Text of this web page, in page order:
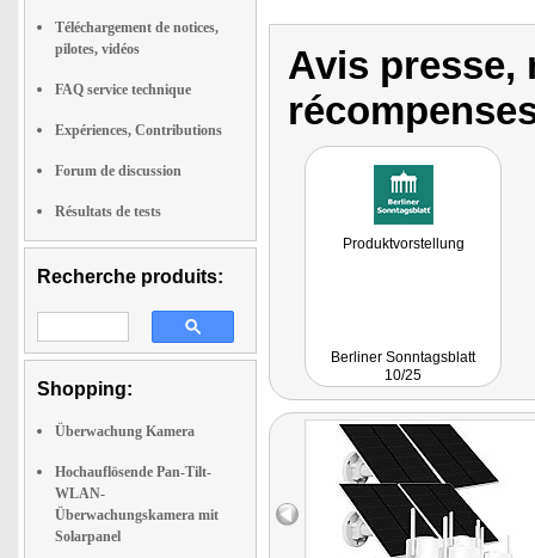
Téléchargement de notices,
pilotes, vidéos
FAQ service technique
Expériences, Contributions
Forum de discussion
Résultats de tests
Recherche produits:
Shopping:
Überwachung Kamera
Hochauflösende Pan-Tilt-
WLAN-
Überwachungskamera mit
Solarpanel
Avis presse,
Produktvorstellung
Berliner Sonntagsblatt
10/25